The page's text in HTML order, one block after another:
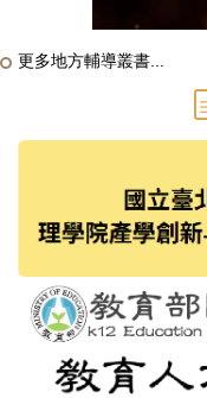
更多地方輔導叢書...